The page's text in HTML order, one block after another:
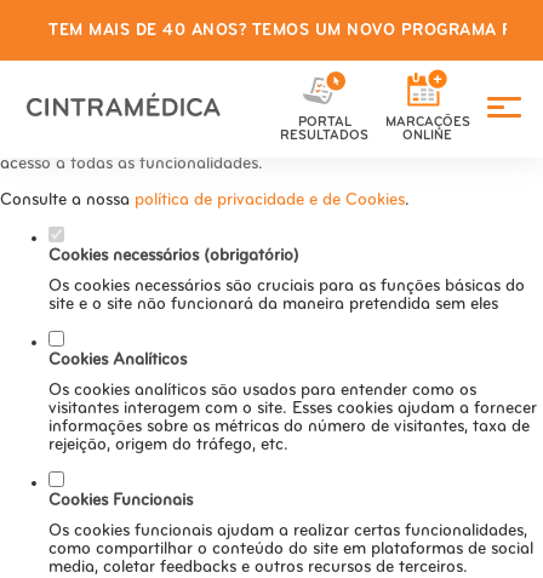
Defina as suas preferências de
cookies para este website.
Este website utiliza cookies estritamente necessários, analíticos e
acesso a todas as funcionalidades.
Consulte a nossa política de privacidade e de Cookies.
Cookies necessários (obrigatório)
Os cookies necessários são cruciais para as funções básicas do
site e o site não funcionará da maneira pretendida sem eles
Cookies Analíticos
Os cookies analíticos são usados para entender como os
visitantes interagem com o site. Esses cookies ajudam a fornecer
informações sobre as métricas do número de visitantes, taxa de
rejeição, origem do tráfego, etc.
Cookies Funcionais
Os cookies funcionais ajudam a realizar certas funcionalidades,
como compartilhar o conteúdo do site em plataformas de social
media, coletar feedbacks e outros recursos de terceiros.
TEM MAIS DE 40 ANOS? TEMOS UM NOVO PROGRAMA
PORTAL
RESULTADOS
MARCAÇÕES
ONLINE